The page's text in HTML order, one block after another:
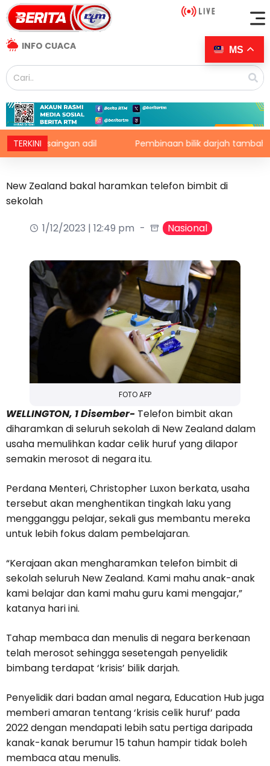
INFO CUACA
TERKINI adil Pembinaan bilik darjah tambahan
New Zealand bakal haramkan telefon bimbit di
sekolah
1/12/2023 | 12:49 pm
Nasional
FOTO AFP
WELLINGTON, 1 Disember- Telefon bimbit akan
diharamkan di seluruh sekolah di New Zealand dalam
usaha memulihkan kadar celik huruf yang dilapor
semakin merosot di negara itu.
Perdana Menteri, Christopher Luxon berkata, usaha
tersebut akan menghentikan tingkah laku yang
mengganggu pelajar, sekali gus membantu mereka
untuk lebih fokus dalam pembelajaran.
“Kerajaan akan mengharamkan telefon bimbit di
sekolah seluruh New Zealand. Kami mahu anak-anak
kami belajar dan kami mahu guru kami mengajar,”
katanya hari ini.
Tahap membaca dan menulis di negara berkenaan
telah merosot sehingga sesetengah penyelidik
bimbang terdapat ‘krisis’ bilik darjah.
Penyelidik dari badan amal negara, Education Hub juga
memberi amaran tentang ‘krisis celik huruf’ pada
2022 dengan mendapati lebih satu pertiga daripada
kanak-kanak berumur 15 tahun hampir tidak boleh
membaca atau menulis.
MS